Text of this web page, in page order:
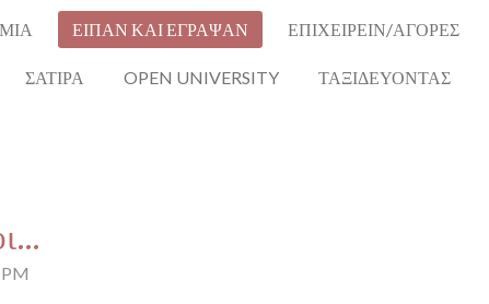
ΕΙΠΑΝ ΚΑΙ ΕΓΡΑΨΑΝ ΕΠΙΧΕΙΡΕΙΝ/ΑΓΟΡΕΣ
ΣΑΤΙΡΑ OPEN UNIVERSITY ΤΑΞΙΔΕΥΟΝΤΑΣ